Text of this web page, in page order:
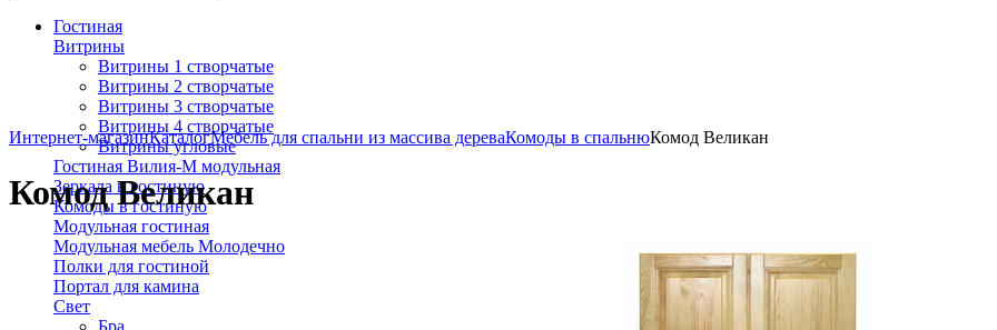
Гостиная
Витрины
Витрины 1 створчатые
Витрины 2 створчатые
Витрины 3 створчатые
Витрины 4 створчатые
Витрины угловые
Гостиная Вилия-М модульная
Зеркала в гостиную
Комоды в гостиную
Модульная гостиная
Модульная мебель Молодечно
Полки для гостиной
Портал для камина
Свет
Интернет-магазинКаталогМебель для спальни из массива дереваКомоды в спальнюКомод Великан
Комод Великан